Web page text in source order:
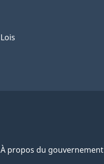
Lois
À propos du gouvernement